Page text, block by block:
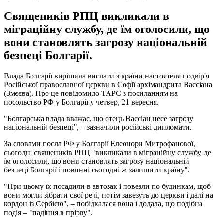
Священиків РПЦ викликали в
міграційну службу, де їм оголосили, що
вони становлять загрозу національній
безпеці Болгарії.
Влада Болгарії вирішила вислати з країни настоятеля подвір'я
Російської православної церкви в Софії архімандрита Вассіана
(Змєєва). Про це повідомило ТАРС з посиланням на
посольство РФ у Болгарії у четвер, 21 вересня.
"Болгарська влада вважає, що отець Вассіан несе загрозу
національній безпеці", – зазначили російські дипломати.
За словами посла РФ у Болгарії Елеонори Митрофанової,
сьогодні священиків РПЦ "викликали в міграційну службу, де
їм оголосили, що вони становлять загрозу національній
безпеці Болгарії і повинні сьогодні ж залишити країну".
"При цьому їх посадили в автозак і повезли по будинкам, щоб
вони могли зібрати свої речі, потім завезуть до церкви і далі на
кордон із Сербією", – побідкалася вона і додала, що подібна
подія – "падіння в прірву".